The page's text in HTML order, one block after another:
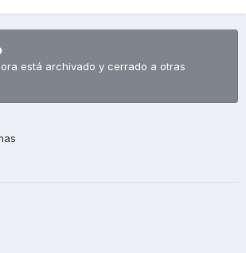
está archivado y cerrado a otras